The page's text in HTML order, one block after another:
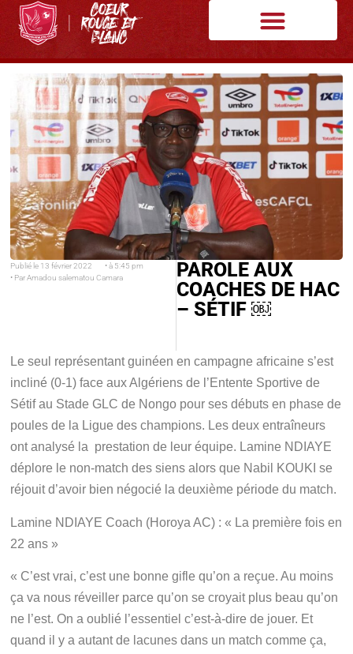
Publié le 13 février 2022 • à 5:45 pm
• ParAmadou salematou Camara
PAROLE AUX
COACHES DE HAC
– SÉTIF ￼
Le seul représentant guinéen en campagne africaine s’est
incliné (0-1) face aux Algériens de l’Entente Sportive de
Sétif au Stade GLC de Nongo pour ses débuts en phase de
poules de la Ligue des champions. Les deux entraîneurs
ont analysé la prestation de leur équipe. Lamine NDIAYE
déplore le non-match des siens alors que Nabil KOUKI se
réjouit d’avoir bien négocié la deuxième période du match.
Lamine NDIAYE Coach (Horoya AC) : « La première fois en
22 ans »
« C’est vrai, c’est une bonne gifle qu’on a reçue. Au moins
ça va nous réveiller parce qu’on se croyait plus beau qu’on
ne l’est. On a oublié l’essentiel c’est-à-dire de jouer. Et
quand il y a autant de lacunes dans un match comme ça,